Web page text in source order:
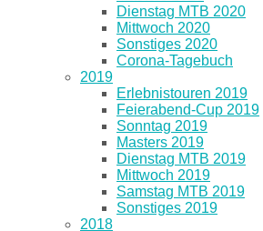
Dienstag MTB 2020
Mittwoch 2020
Sonstiges 2020
Corona-Tagebuch
2019
Erlebnistouren 2019
Feierabend-Cup 2019
Sonntag 2019
Masters 2019
Dienstag MTB 2019
Mittwoch 2019
Samstag MTB 2019
Sonstiges 2019
2018